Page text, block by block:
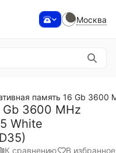
Москва
память 16 Gb 3600
Gb 3600 MHz
White
К сравнению В избранное